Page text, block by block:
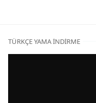
TÜRKÇE YAMA İNDIRME